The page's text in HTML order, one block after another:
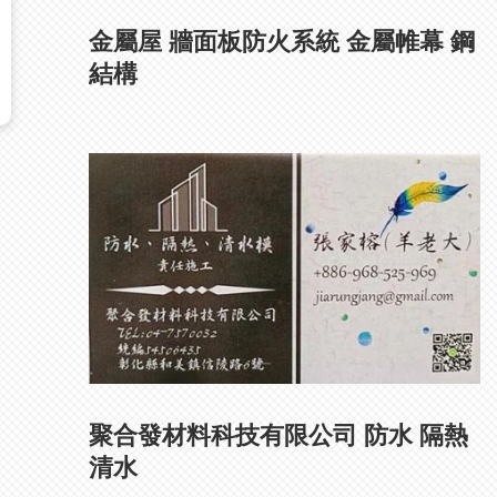
金屬屋 牆面板防火系統 金屬帷幕 鋼
結構
聚合發材料科技有限公司 防水 隔熱
清水